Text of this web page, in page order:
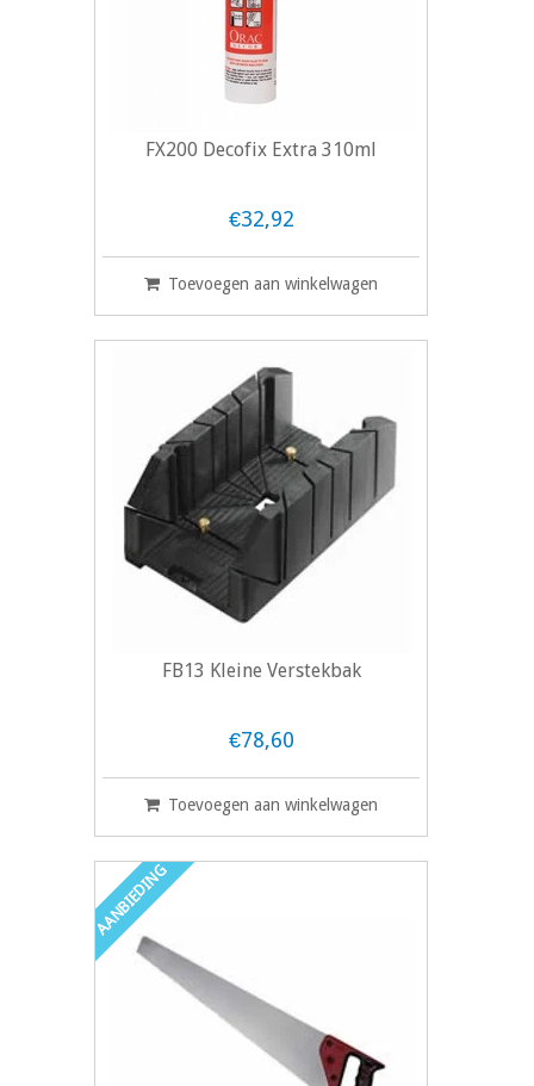
FX200 Decofix Extra 310ml
€32,92
Toevoegen aan winkelwagen
FB13 Kleine Verstekbak
€78,60
Toevoegen aan winkelwagen
AANBIEDING